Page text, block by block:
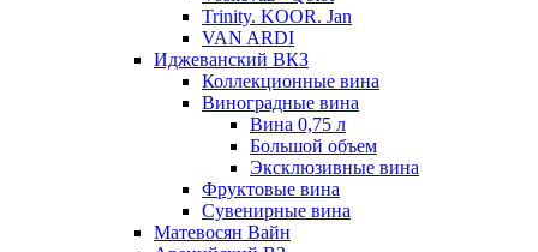
Trinity. KOOR. Jan
VAN ARDI
Иджеванский ВКЗ
Коллекционные вина
Виноградные вина
Вина 0,75 л
Большой объем
Эксклюзивные вина
Фруктовые вина
Cувенирные вина
Матевосян Вайн